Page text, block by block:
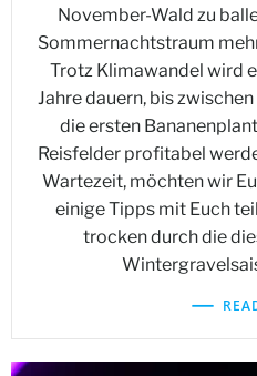
November-Wald zu
Sommernachtstraum
Trotz Klimawandel wird
Jahre dauern, bis
die ersten
Reisfelder profitabel
Wartezeit, möchten wir
einige Tipps mit Euch
trocken durch die